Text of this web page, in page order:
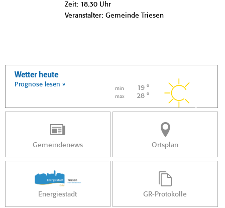
Zeit: 18.30 Uhr
Veranstalter: Gemeinde Triesen
Wetter heute
Prognose lesen »
min 19 °
max 28 °
Gemeindenews Ortsplan
Energiestadt GR-Protokolle